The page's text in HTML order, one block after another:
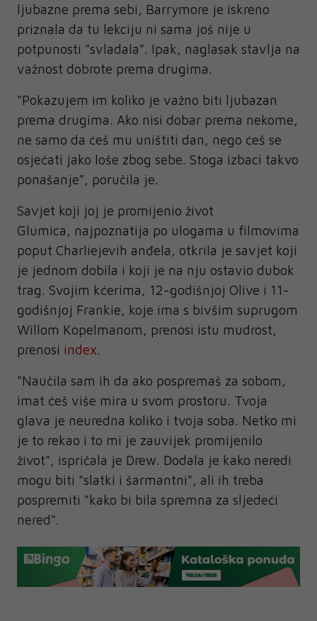
ljubazne prema sebi, Barrymore je iskreno
priznala da tu lekciju ni sama još nije u
potpunosti "svladala". Ipak, naglasak stavlja na
važnost dobrote prema drugima.
"Pokazujem im koliko je važno biti ljubazan
prema drugima. Ako nisi dobar prema nekome,
ne samo da ćeš mu uništiti dan, nego ćeš se
osjećati jako loše zbog sebe. Stoga izbaci takvo
ponašanje", poručila je.
Savjet koji joj je promijenio život
Glumica, najpoznatija po ulogama u filmovima
poput Charliejevih anđela, otkrila je savjet koji
je jednom dobila i koji je na nju ostavio dubok
trag. Svojim kćerima, 12-godišnjoj Olive i 11-
godišnjoj Frankie, koje ima s bivšim suprugom
Willom Kopelmanom, prenosi istu mudrost,
prenosi index.
"Naučila sam ih da ako pospremaš za sobom,
imat ćeš više mira u svom prostoru. Tvoja
glava je neuredna koliko i tvoja soba. Netko mi
je to rekao i to mi je zauvijek promijenilo
život", ispričala je Drew. Dodala je kako neredi
mogu biti "slatki i šarmantni", ali ih treba
pospremiti "kako bi bila spremna za sljedeći
nered".